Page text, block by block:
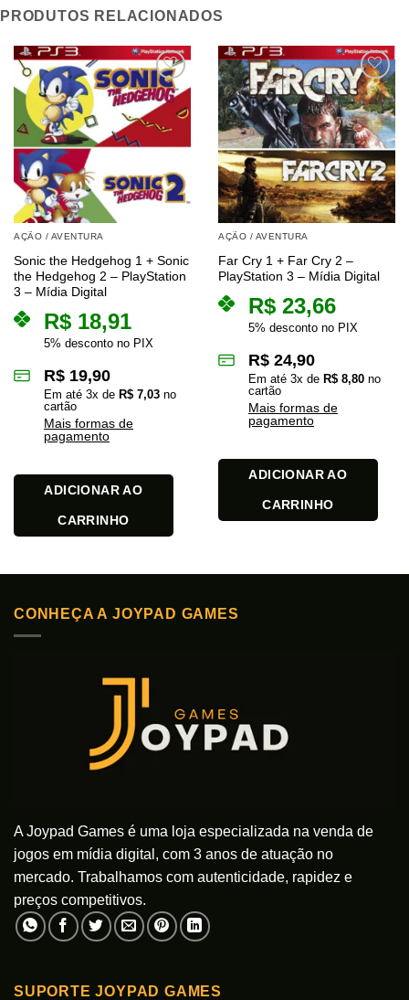
PRODUTOS RELACIONADOS
AÇÃO / AVENTURA
Sonic the Hedgehog 1 + Sonic
the Hedgehog 2 – PlayStation
3 – Mídia Digital
R$ 18,91
5% desconto no PIX
R$ 19,90
Em até 3x de R$ 7,03 no
cartão
Mais formas de
pagamento
ADICIONAR AO
CARRINHO
AÇÃO / AVENTURA
Far Cry 1 + Far Cry 2 –
PlayStation 3 – Mídia Digital
R$ 23,66
5% desconto no PIX
R$ 24,90
Em até 3x de R$ 8,80 no
cartão
Mais formas de
pagamento
ADICIONAR AO
CARRINHO
CONHEÇA A JOYPAD GAMES
A Joypad Games é uma loja especializada na venda de
jogos em mídia digital, com 3 anos de atuação no
mercado. Trabalhamos com autenticidade, rapidez e
preços competitivos.
SUPORTE JOYPAD GAMES